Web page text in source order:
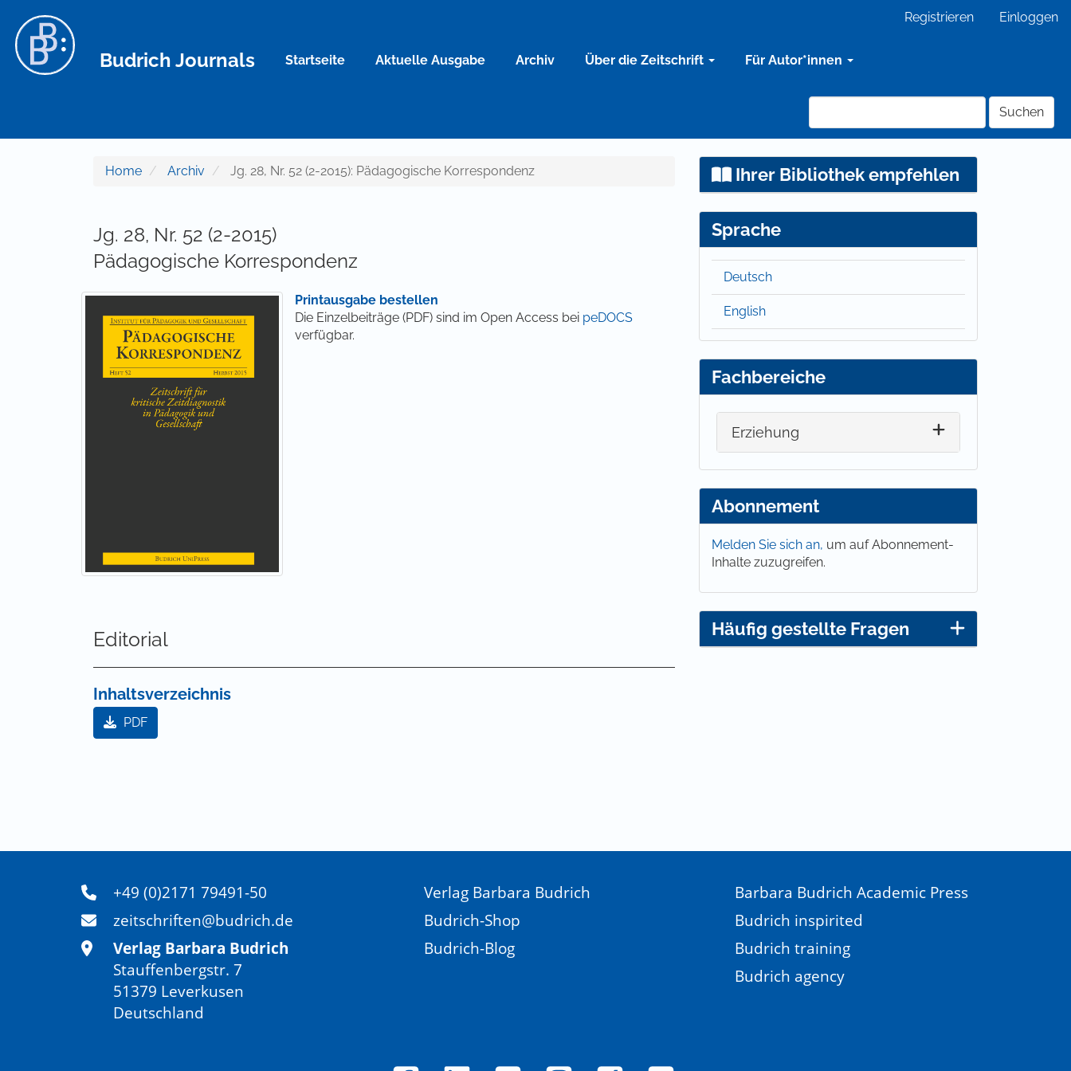
Hauptinhalt
Sidebar
Registrieren Einloggen
Budrich Journals Startseite Aktuelle Ausgabe Archiv Über die Zeitschrift Für Autor*innen
Suchen
Home Archiv Jg. 28, Nr. 52 (2-2015): Pädagogische Korrespondenz
Jg. 28, Nr. 52 (2-2015)
Pädagogische Korrespondenz
Printausgabe bestellen
Die Einzelbeiträge (PDF) sind im Open Access bei peDOCS
verfügbar.
Editorial
Inhaltsverzeichnis
PDF
Ihrer Bibliothek empfehlen
Sprache
Deutsch
English
Fachbereiche
Erziehung
Abonnement
Melden Sie sich an, um auf Abonnement-
Inhalte zuzugreifen.
Häufig gestellte Fragen
+49 (0)2171 79491-50
zeitschriften@budrich.de
Verlag Barbara Budrich
Stauffenbergstr. 7
51379 Leverkusen
Deutschland
Verlag Barbara Budrich
Budrich-Shop
Budrich-Blog
Barbara Budrich Academic Press
Budrich inspirited
Budrich training
Budrich agency